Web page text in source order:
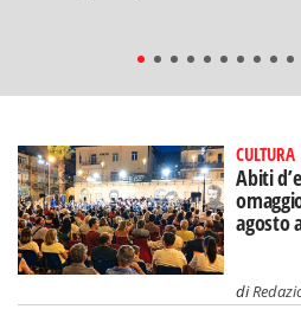
CULTURA
Abiti
agosto
di